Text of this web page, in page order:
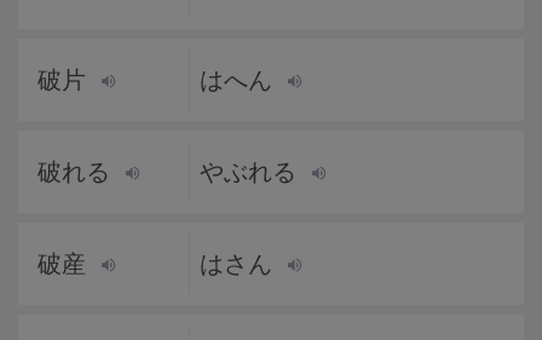
破片 はへん
破れる やぶれる
破産 はさん